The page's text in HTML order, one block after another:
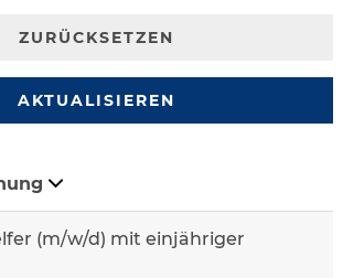
ZURÜCKSETZEN
AKTUALISIEREN
(m/w/d) mit einjähriger